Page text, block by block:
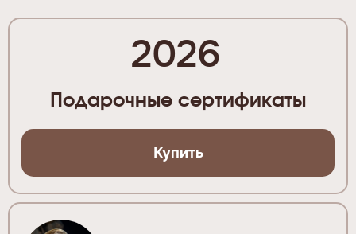
2026
Подарочные сертификаты
Купить